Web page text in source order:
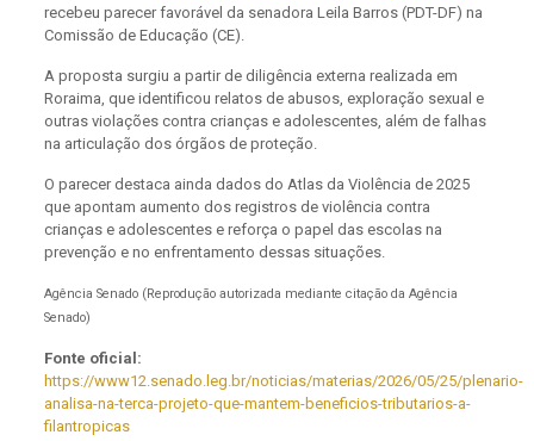
recebeu parecer favorável da senadora Leila Barros (PDT-DF) na
Comissão de Educação (CE).
A proposta surgiu a partir de diligência externa realizada em
Roraima, que identificou relatos de abusos, exploração sexual e
outras violações contra crianças e adolescentes, além de falhas
na articulação dos órgãos de proteção.
O parecer destaca ainda dados do Atlas da Violência de 2025
que apontam aumento dos registros de violência contra
crianças e adolescentes e reforça o papel das escolas na
prevenção e no enfrentamento dessas situações.
Agência Senado (Reprodução autorizada mediante citação da Agência
Senado)
Fonte oficial:
https://www12.senado.leg.br/noticias/materias/2026/05/25/plenario-
analisa-na-terca-projeto-que-mantem-beneficios-tributarios-a-
filantropicas